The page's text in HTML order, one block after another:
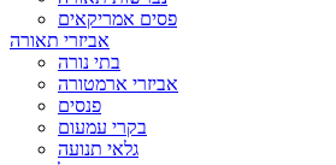
פסים אמריקאים
אביזרי תאורה
בתי נורה
אביזרי ארמטורה
פנסים
בקרי עמעום
גלאי תנועה